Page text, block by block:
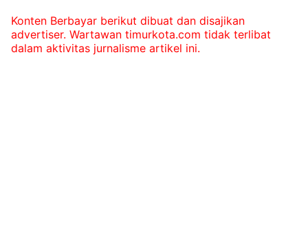
Konten Berbayar berikut dibuat dan disajikan
advertiser. Wartawan timurkota.com tidak terlibat
dalam aktivitas jurnalisme artikel ini.